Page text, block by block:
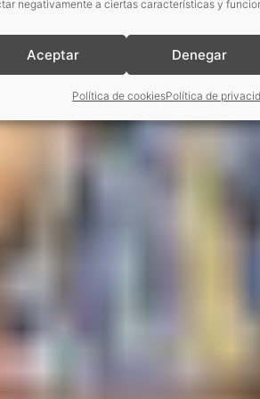
negativamente a ciertas características y
Aceptar Denegar
Política de cookiesPolítica de